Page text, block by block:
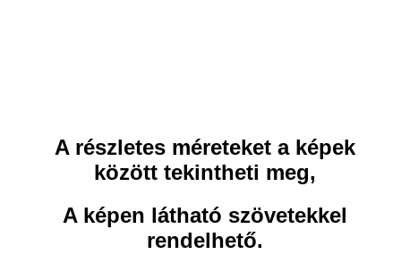
A részletes méreteket a képek
között tekintheti meg,
A képen látható szövetekkel
rendelhető.